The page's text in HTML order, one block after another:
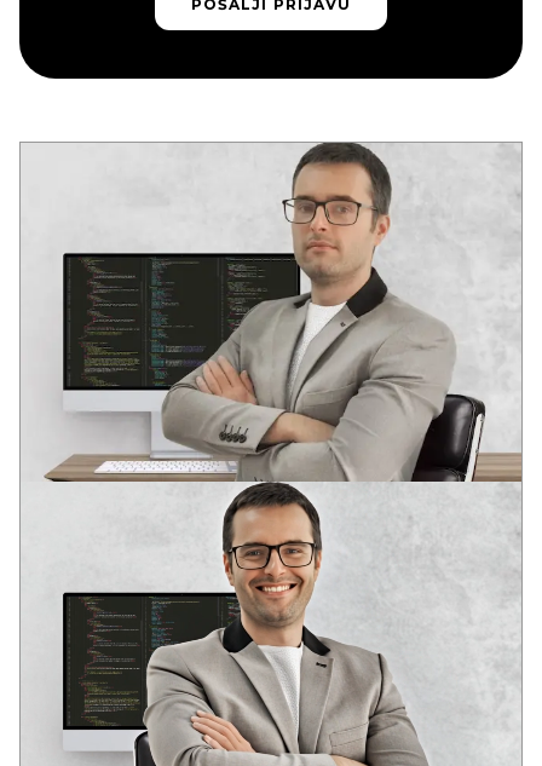
POŠALJI PRIJAVU
POŠALJI PRIJAVU
17+
godina u razvoju
90+
uspešnih web-projekata
10+
složenih web-servisa
VODEĆI DEVELOPER
Dva stručna obrazovanja u oblasti razvoja softvera
U mladom uzrastu prepoznao potencijal informacionih
tehnologija: globalizaciju i duboku integraciju IT rešenja u
društvene strukture savremenog društva.
Iskustvo u raznim IT oblastima od 2006. godine. Analitičko
sistemsko razmišljanje. Kompetencije za rešavanje poslovnih
zadataka, DevOps, Full Stack, SEO.